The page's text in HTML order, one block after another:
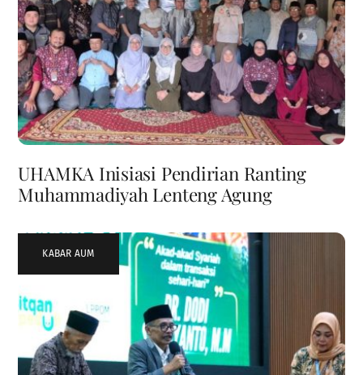
UHAMKA Inisiasi Pendirian Ranting
Muhammadiyah Lenteng Agung
KABAR AUM